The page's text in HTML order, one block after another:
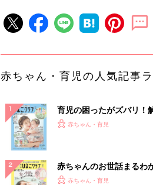
赤ちゃん・育児の人気記事
育児の困ったがズバリ！
『ひよこクラブ 夏号』 4
赤ちゃん・育児
赤ちゃんのお世話まるわ
てのひよこクラブ 夏号』
赤ちゃん・育児